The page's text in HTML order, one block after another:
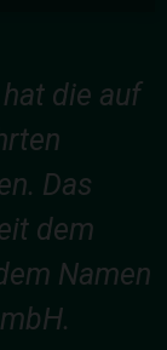
die auf
Das
dem
Namen